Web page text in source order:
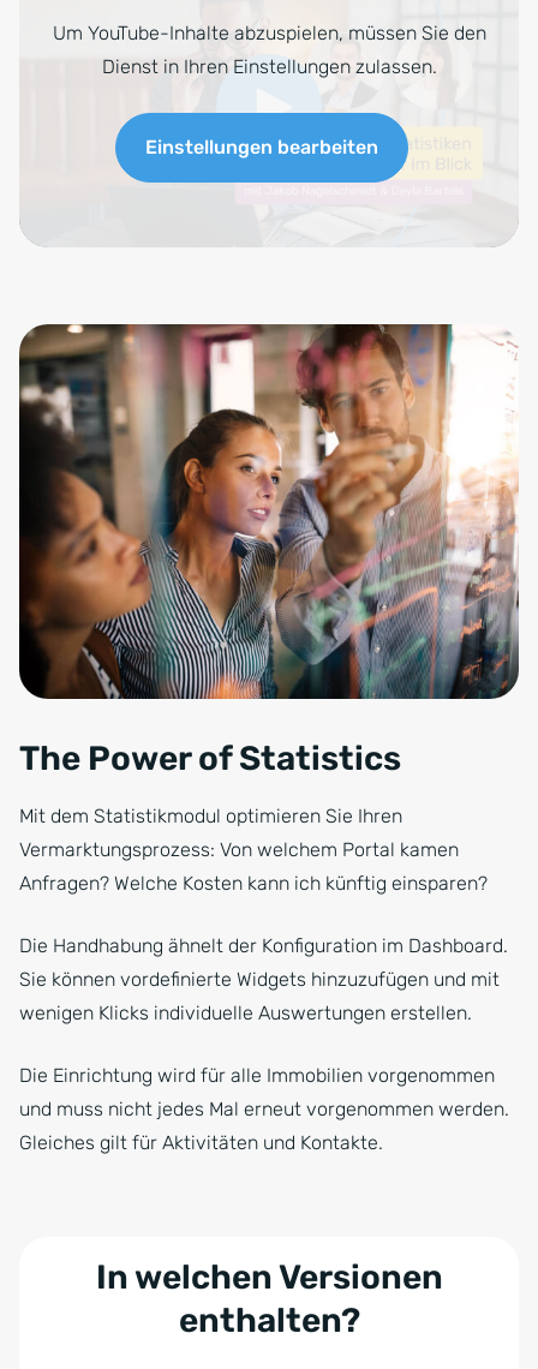
Um YouTube-Inhalte abzuspielen, müssen Sie den
Dienst in Ihren Einstellungen zulassen.
Einstellungen bearbeiten
The Power of Statistics
Mit dem Statistikmodul optimieren Sie Ihren
Vermarktungsprozess: Von welchem Portal kamen
Anfragen? Welche Kosten kann ich künftig einsparen?
Die Handhabung ähnelt der Konfiguration im Dashboard.
Sie können vordefinierte Widgets hinzuzufügen und mit
wenigen Klicks individuelle Auswertungen erstellen.
Die Einrichtung wird für alle Immobilien vorgenommen
und muss nicht jedes Mal erneut vorgenommen werden.
Gleiches gilt für Aktivitäten und Kontakte.
In welchen Versionen
enthalten?